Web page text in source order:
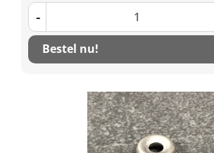
-
Bestel nu!